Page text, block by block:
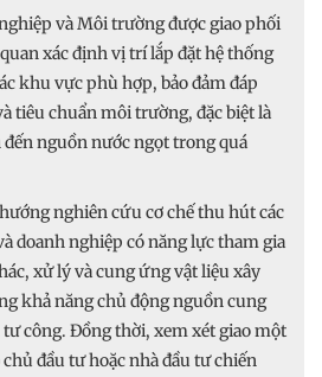
và Môi trường được giao phối
xác định vị trí lắp đặt hệ thống
khu vực phù hợp, bảo đảm đáp
tiêu chuẩn môi trường, đặc biệt là
nguồn nước ngọt trong quá
nghiên cứu cơ chế thu hút các
doanh nghiệp có năng lực tham gia
xử lý và cung ứng vật liệu xây
khả năng chủ động nguồn cung
công. Đồng thời, xem xét giao một
đầu tư hoặc nhà đầu tư chiến